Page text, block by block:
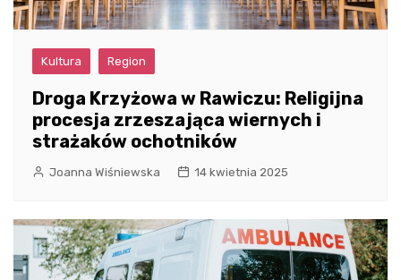
Kultura Region
Droga Krzyżowa w Rawiczu: Religijna
procesja zrzeszająca wiernych i
strażaków ochotników
Joanna Wiśniewska 14 kwietnia 2025